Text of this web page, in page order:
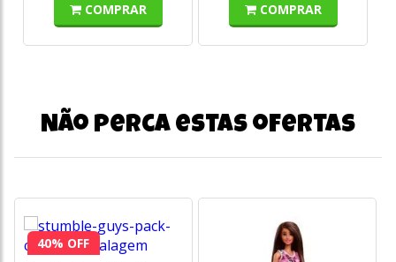
COMPRAR COMPRAR
Não perca estas ofertas
40% OFF